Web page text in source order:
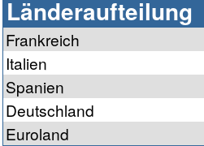
Länderaufteilung
Frankreich
Italien
Spanien
Deutschland
Euroland